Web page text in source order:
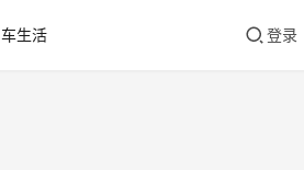
车生活 登录